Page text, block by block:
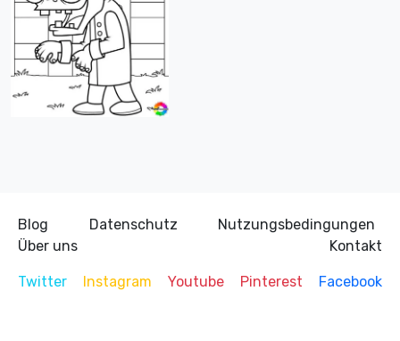
Blog Datenschutz
Nutzungsbedingungen
Über uns
Kontakt
Twitter Instagram Youtube Pinterest Facebook